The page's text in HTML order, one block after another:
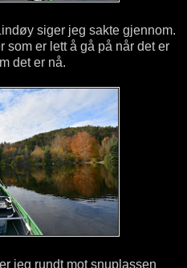
siger jeg sakte gjennom.
som er lett å gå på når det er
det er nå.
jeg rundt mot snuplassen